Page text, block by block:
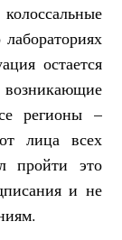
остается
регионы –
лица всех
пройти это
и не